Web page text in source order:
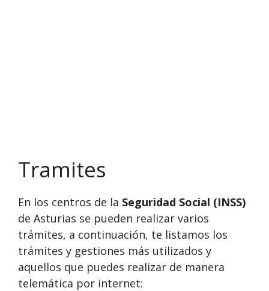
Tramites
En los centros de la Seguridad Social (INSS)
de Asturias se pueden realizar varios
trámites, a continuación, te listamos los
trámites y gestiones más utilizados y
aquellos que puedes realizar de manera
telemática por internet: